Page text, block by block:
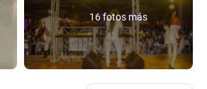
16 fotos más